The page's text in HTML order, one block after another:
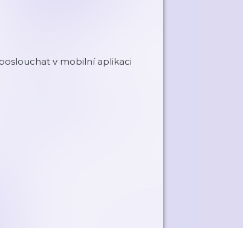
v mobilní aplikaci